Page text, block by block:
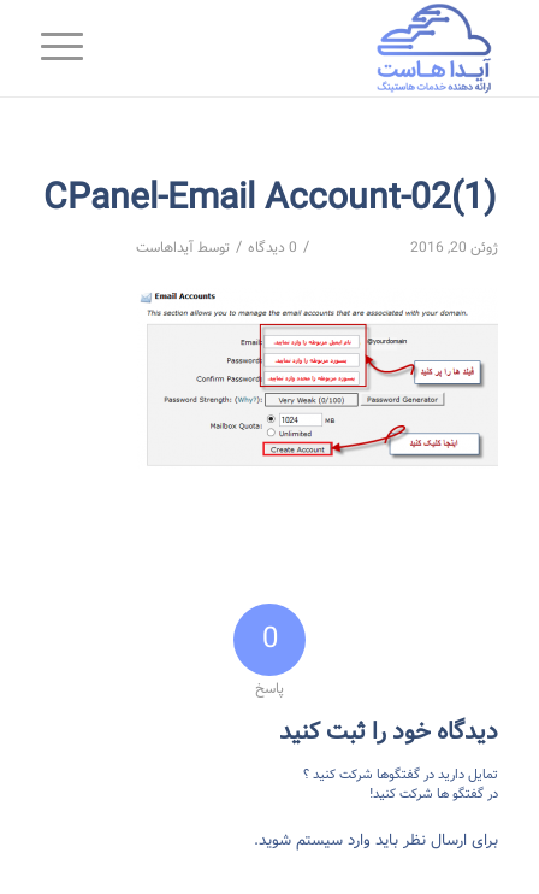
CPanel-Email Account-02(1)
ژوئن 20, 2016 / 0 دیدگاه / توسطآیداهاست
0
پاسخ
دیدگاه خود را ثبت کنید
تمایل دارید در گفتگوها شرکت کنید ؟
در گفتگو ها شرکت کنید!
برای ارسال نظر باید وارد سیستم شوید.